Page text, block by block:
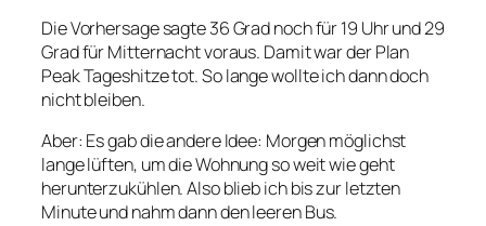
Die Vorhersage sagte 36 Grad noch für 19 Uhr und 29
Grad für Mitternacht voraus. Damit war der Plan
Peak Tageshitzetot. So lange wollte ich dann doch
nicht bleiben.
Aber: Es gab die andere Idee: Morgen möglichst
lange lüften, um die Wohnung so weit wie geht
herunterzukühlen. Also blieb ich bis zur letzten
Minute und nahm dann den leeren Bus.